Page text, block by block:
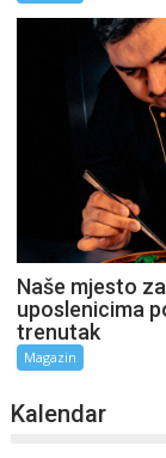
Naše mjesto
uposlenicima
trenutak
Magazin
Kalendar